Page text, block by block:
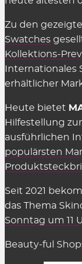
genannte
Ausnahmen.
Wir können
vermittelte
insofern
Diese
Budgets und
Gelten
Beauty
Fast.
Zu den
Swatches
Kollektions-
Internationales
erhältlicher
Heute bietet
Hilfestellung
ausführlichen
populärsten
Seit 2021
das Thema
Sonntag um 11
Beauty-ful